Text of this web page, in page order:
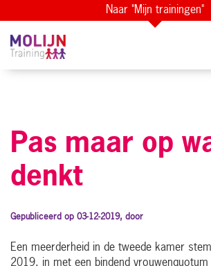
Naar "Mijn trainingen"
Pas maar op
denkt
Gepubliceerd op 03-12-2019, door
Een meerderheid in de tweede kamer
2019, in met een bindend